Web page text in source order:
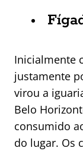
Inicialmente
justamente
virou a
Belo
consumido
do lugar. Os